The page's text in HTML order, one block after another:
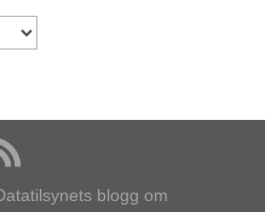
blogg om